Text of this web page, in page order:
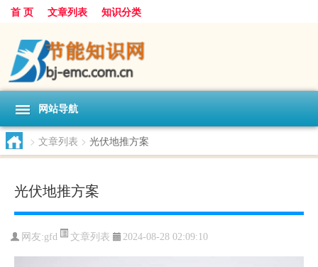
首 页 文章列表 知识分类
网站导航
> 文章列表 > 光伏地推方案
光伏地推方案
网友:gfd 文章列表 2024-08-28 02:09:10